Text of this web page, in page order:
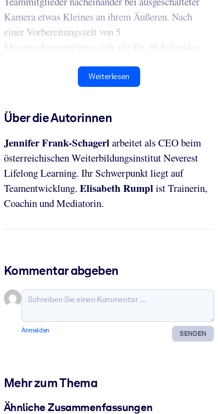
Kamera etwas Kleines an ihrem Äußeren. Nach
einer Vorbereitungszeit von 5
Minuten konzentrieren sich alle für 30 Sekunden...
Weiterlesen
Über die Autorinnen
Jennifer Frank-Schagerlarbeitet als CEO beim
österreichischen Weiterbildungsinstitut Neverest
Lifelong Learning. Ihr Schwerpunkt liegt auf
Teamentwicklung. Elisabeth Rumplist Trainerin,
Coachin und Mediatorin.
Kommentar abgeben
SENDEN
Anmelden
Mehr zum Thema
Ähnliche Zusammenfassungen